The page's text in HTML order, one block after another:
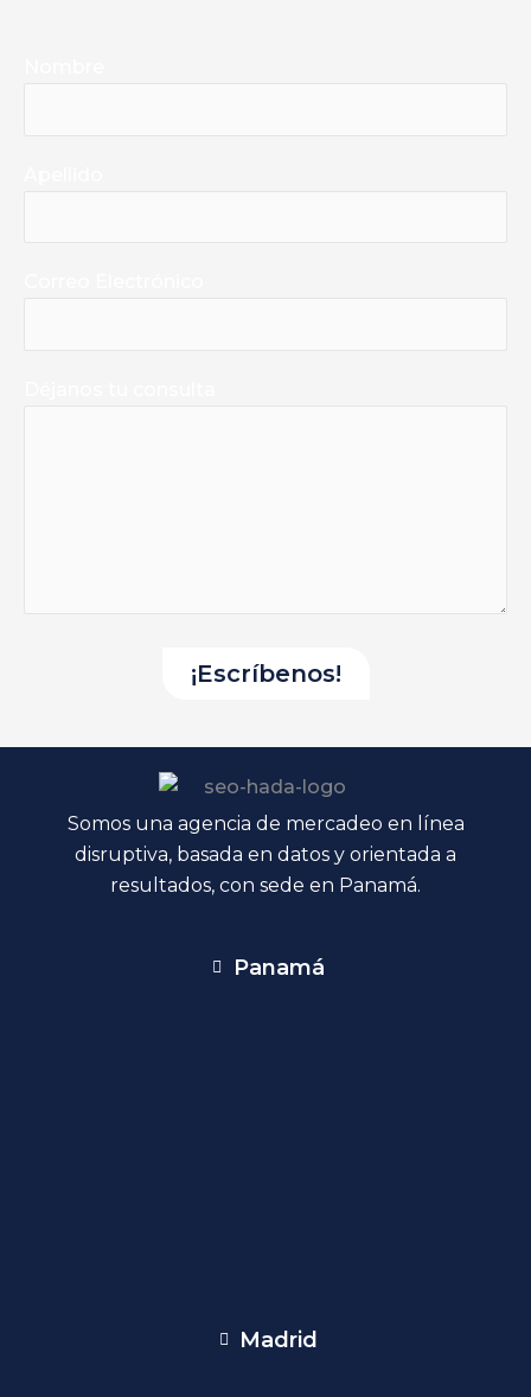
Somos una agencia de mercadeo en línea
disruptiva, basada en datos y orientada a
resultados, con sede en Panamá.
Panamá
Madrid